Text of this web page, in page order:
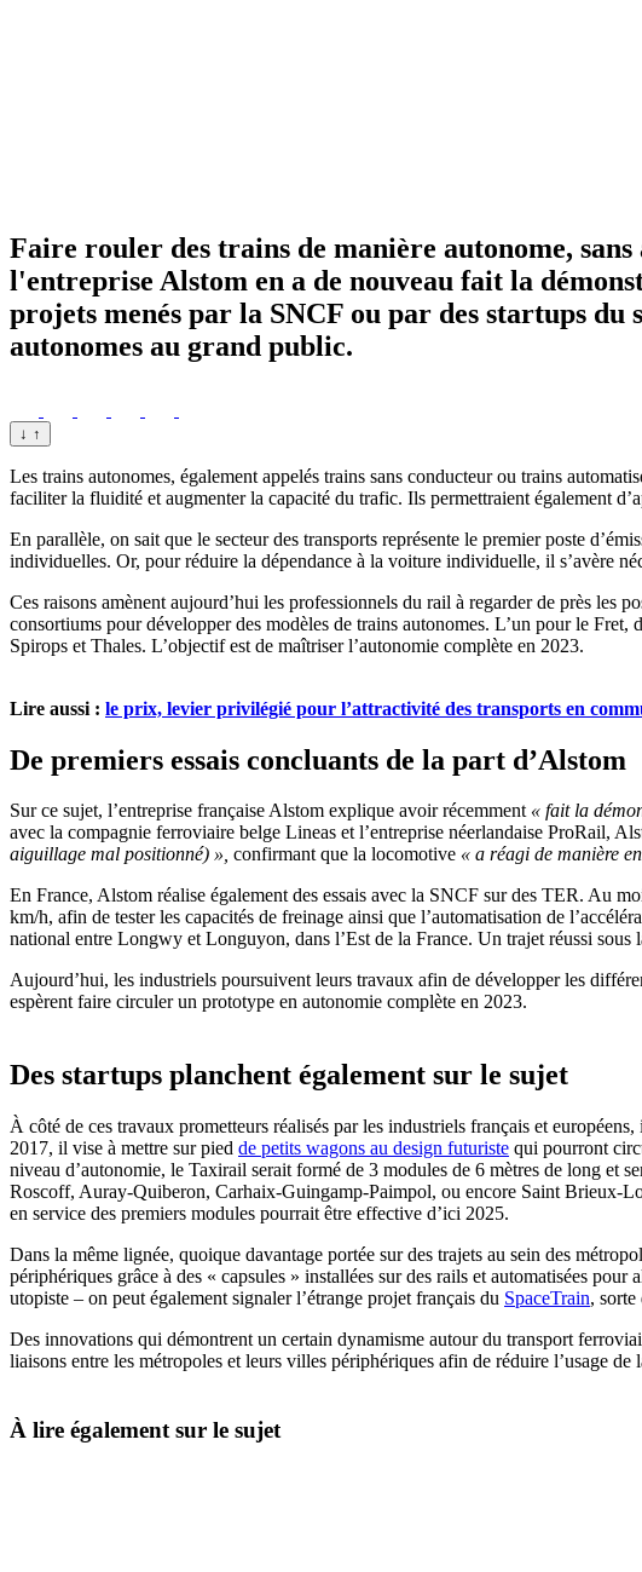
Faire rouler des trains de manière autonome,
l'entreprise Alstom en a de nouveau fait la
projets menés par la SNCF ou par des startups
autonomes au grand public.
↓ ↑
Les trains autonomes, également appelés trains sans conducteur ou trains
faciliter la fluidité et augmenter la capacité du trafic. Ils permettraient également
En parallèle, on sait que le secteur des transports représente le premier poste
individuelles. Or, pour réduire la dépendance à la voiture individuelle, il s’avère
Ces raisons amènent aujourd’hui les professionnels du rail à regarder de près les
consortiums pour développer des modèles de trains autonomes. L’un pour le
Spirops et Thales. L’objectif est de maîtriser l’autonomie complète en 2023.
Lire aussi : le prix, levier privilégié pour l’attractivité des transports en
De premiers essais concluants de la part d’Alstom
Sur ce sujet, l’entreprise française Alstom explique avoir récemment« fait la
avec la compagnie ferroviaire belge Lineas et l’entreprise néerlandaise ProRail,
aiguillage mal positionné) », confirmant que la locomotive « a réagi de manière
En France, Alstom réalise également des essais avec la SNCF sur des TER. Au
km/h, afin de tester les capacités de freinage ainsi que l’automatisation de
national entre Longwy et Longuyon, dans l’Est de la France. Un trajet réussi sous
Aujourd’hui, les industriels poursuivent leurs travaux afin de développer les
espèrent faire circuler un prototype en autonomie complète en 2023.
Des startups planchent également sur le sujet
À côté de ces travaux prometteurs réalisés par les industriels français et
2017, il vise à mettre sur pied de petits wagons au design futuriste qui pourront
niveau d’autonomie, le Taxirail serait formé de 3 modules de 6 mètres de long et
Roscoff, Auray-Quiberon, Carhaix-Guingamp-Paimpol, ou encore Saint Brieux-
en service des premiers modules pourrait être effective d’ici 2025.
Dans la même lignée, quoique davantage portée sur des trajets au sein des
périphériques grâce à des « capsules » installées sur des rails et automatisées
utopiste – on peut également signaler l’étrange projet français du SpaceTrain, sorte
Des innovations qui démontrent un certain dynamisme autour du transport
liaisons entre les métropoles et leurs villes périphériques afin de réduire l’usage
À lire également sur le sujet